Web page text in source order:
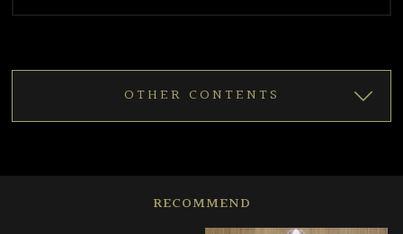
OTHER CONTENTS
RECOMMEND